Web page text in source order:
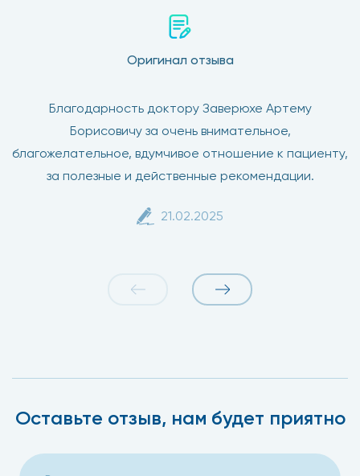
Оригинал отзыва
Благодарность доктору Заверюхе Артему
Борисовичу за очень внимательное,
благожелательное, вдумчивое отношение к пациенту,
за полезные и действенные рекомендации.
21.02.2025
Оставьте отзыв, нам будет приятно